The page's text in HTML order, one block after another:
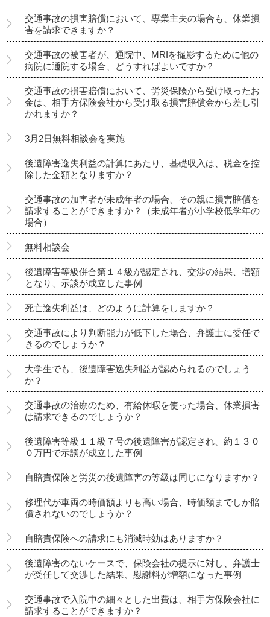
交通事故の損害賠償において、専業主夫の場合も、休業損
害を請求できますか？
交通事故の被害者が、通院中、MRIを撮影するために他の
病院に通院する場合、どうすればよいですか？
交通事故の損害賠償において、労災保険から受け取ったお
金は、相手方保険会社から受け取る損害賠償金から差し引
かれますか？
3月2日無料相談会を実施
後遺障害逸失利益の計算にあたり、基礎収入は、税金を控
除した金額となりますか？
交通事故の加害者が未成年者の場合、その親に損害賠償を
請求することができますか？（未成年者が小学校低学年の
場合）
無料相談会
後遺障害等級併合第１４級が認定され、交渉の結果、増額
となり、示談が成立した事例
死亡逸失利益は、どのように計算をしますか？
交通事故により判断能力が低下した場合、弁護士に委任で
きるのでしょうか？
大学生でも、後遺障害逸失利益が認められるのでしょう
か？
交通事故の治療のため、有給休暇を使った場合、休業損害
は請求できるのでしょうか？
後遺障害等級１１級７号の後遺障害が認定され、約１３０
０万円で示談が成立した事例
自賠責保険と労災の後遺障害の等級は同じになりますか？
修理代が車両の時価額よりも高い場合、時価額までしか賠
償されないのでしょうか？
自賠責保険への請求にも消滅時効はありますか？
後遺障害のないケースで、保険会社の提示に対し、弁護士
が受任して交渉した結果、慰謝料が増額になった事例
交通事故で入院中の細々とした出費は、相手方保険会社に
請求することができますか？